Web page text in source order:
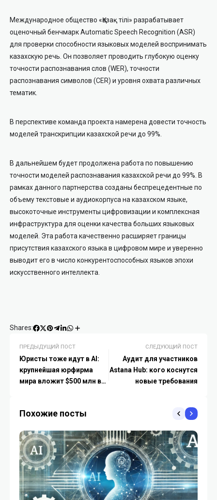
Международное общество «Қазақ тілі» разрабатывает
оценочный бенчмаркAutomatic Speech Recognition (ASR)
для проверки способности языковых моделей воспринимать
казахскую речь. Он позволяет проводить глубокую оценку
точности распознавания слов (WER), точности
распознавания символов (CER) и уровня охвата различных
тематик.
В перспективе команда проекта намерена довести точность
моделей транскрипции казахской речи до 99%.
В дальнейшем будет продолжена работа по повышению
точности моделей распознавания казахской речи до 99%. В
рамках данного партнерства созданы беспрецедентные по
объему текстовые и аудиокорпуса на казахском языке,
высокоточные инструменты цифровизации и комплексная
инфраструктура для оценки качества больших языковых
моделей. Эта работа качественно расширяет границы
присутствия казахского языка в цифровом мире и уверенно
выводит его в число конкурентоспособных языков эпохи
искусственного интеллекта.
Shares:
ПРЕДЫДУЩИЙ ПОСТ
Юристы тоже идут в AI:
крупнейшая юрфирма
мира вложит $500 млн в
СЛЕДУЮЩИЙ ПОСТ
Аудит для участников
Astana Hub: кого коснутся
новые требования
Похожие посты